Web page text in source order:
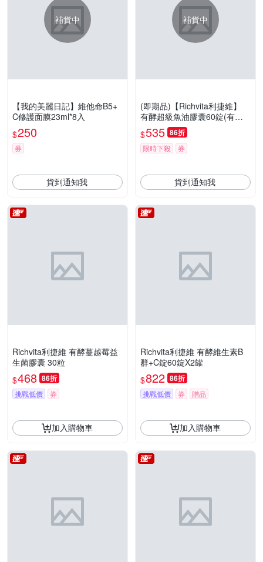
補貨中
【我的美麗日記】維他命B5+
C修護面膜23ml*8入
$250
券
貨到通知我
補貨中
(即期品)【Richvita利捷維】
有酵超級魚油膠囊60錠(有效
日期:20270511)
$535 86折
限時下殺 券
貨到通知我
Richvita利捷維 有酵蔓越莓益
生菌膠囊 30粒
$468 86折
挑戰低價 券
加入購物車
Richvita利捷維 有酵維生素B
群+C錠60錠X2罐
$822 86折
挑戰低價 券 贈品
加入購物車